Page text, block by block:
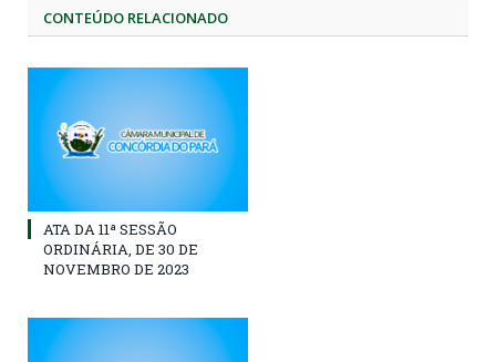
CONTEÚDO RELACIONADO
ATA DA 11ª SESSÃO
ORDINÁRIA, DE 30 DE
NOVEMBRO DE 2023